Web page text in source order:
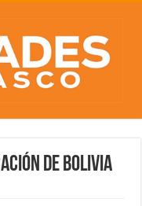
de Bolivia